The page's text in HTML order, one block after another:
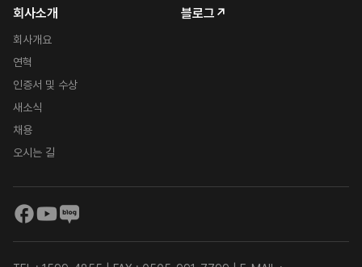
회사소개
회사개요
연혁
인증서 및 수상
새소식
채용
오시는 길
블로그↗